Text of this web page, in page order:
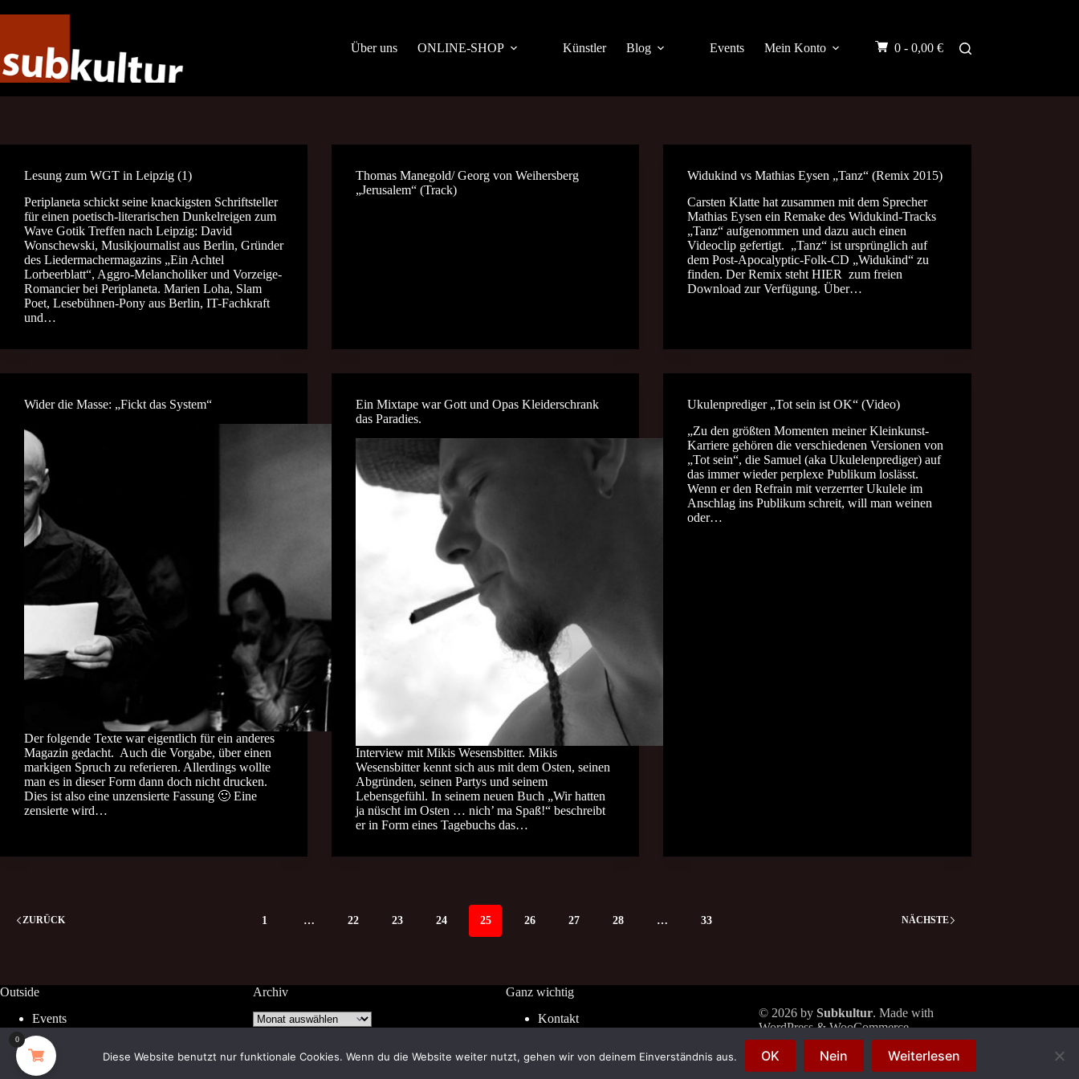
Über uns
ONLINE-SHOP Künstler Blog Events Mein Konto 0 - 0,00 €
Lesung zum WGT in Leipzig (1)
Periplaneta schickt seine knackigsten Schriftsteller
für einen poetisch-literarischen Dunkelreigen zum
Wave Gotik Treffen nach Leipzig: David
Wonschewski, Musikjournalist aus Berlin, Gründer
des Liedermachermagazins „Ein Achtel
Lorbeerblatt“, Aggro-Melancholiker und Vorzeige-
Romancier bei Periplaneta. Marien Loha, Slam
Poet, Lesebühnen-Pony aus Berlin, IT-Fachkraft
und…
Thomas Manegold/ Georg von Weihersberg
„Jerusalem“ (Track)
Widukind vs Mathias Eysen „Tanz“ (Remix 2015)
Carsten Klatte hat zusammen mit dem Sprecher
Mathias Eysen ein Remake des Widukind-Tracks
„Tanz“ aufgenommen und dazu auch einen
Videoclip gefertigt. „Tanz“ ist ursprünglich auf
dem Post-Apocalyptic-Folk-CD „Widukind“ zu
finden. Der Remix steht HIER zum freien
Download zur Verfügung. Über…
Wider die Masse: „Fickt das System“
Der folgende Texte war eigentlich für ein anderes
Magazin gedacht. Auch die Vorgabe, über einen
markigen Spruch zu referieren. Allerdings wollte
man es in dieser Form dann doch nicht drucken.
Dies ist also eine unzensierte Fassung 🙂 Eine
zensierte wird…
Ein Mixtape war Gott und Opas Kleiderschrank
das Paradies.
Interview mit Mikis Wesensbitter. Mikis
Wesensbitter kennt sich aus mit dem Osten, seinen
Abgründen, seinen Partys und seinem
Lebensgefühl. In seinem neuen Buch „Wir hatten
ja nüscht im Osten … nich’ ma Spaß!“ beschreibt
er in Form eines Tagebuchs das…
Ukulenprediger „Tot sein ist OK“ (Video)
„Zu den größten Momenten meiner Kleinkunst-
Karriere gehören die verschiedenen Versionen von
„Tot sein“, die Samuel (aka Ukulelenprediger) auf
das immer wieder perplexe Publikum loslässt.
Wenn er den Refrain mit verzerrter Ukulele im
Anschlag ins Publikum schreit, will man weinen
oder…
ZURÜCK 1 … 22 23 24 25 26 27 28 … 33 NÄCHSTE
Outside
Events
Facebook
Archiv
Archiv
Ganz wichtig
Kontakt
Widerrufsrecht
© 2026 by Subkultur. Made with
WordPress & WooCommerce.
Subkulturis a division ofPeriplaneta
Berlin
0
Diese Website benutzt nur funktionale Cookies. Wenn du die Website weiter nutzt, gehen wir von deinem Einverständnis aus. OK Nein Weiterlesen